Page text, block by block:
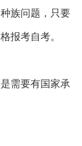
族问题，只要
报考自考。
需要有国家承